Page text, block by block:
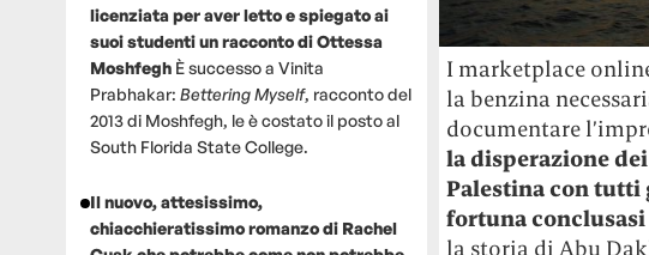
licenziata per aver letto e spiegato ai
suoi studenti un racconto di Ottessa
Moshfegh È successo a Vinita
Prabhakar: Bettering Myself, racconto del
2013 di Moshfegh, le è costato il posto al
South Florida State College.
Il nuovo, attesissimo,
chiacchieratissimo romanzo di Rachel
I marketplace
la benzina
documentare
la disperazione
Palestina con tutti
fortuna conclusasi
la storia di Abu